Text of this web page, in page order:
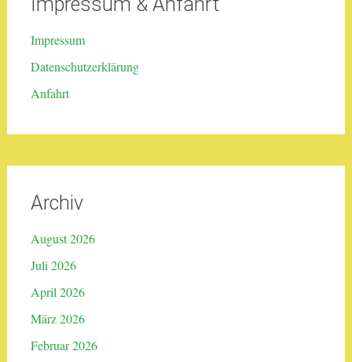
Impressum
Datenschutzerklärung
Anfahrt
Archiv
August 2026
Juli 2026
April 2026
März 2026
Februar 2026